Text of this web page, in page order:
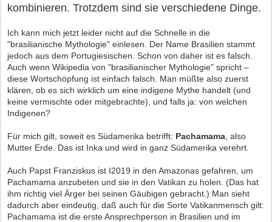
kombinieren. Trotzdem sind sie verschiedene Dinge.
Ich kann mich jetzt leider nicht auf die Schnelle in die
"brasilianische Mythologie" einlesen. Der Name Brasilien stammt
jedoch aus dem Portugiesischen. Schon von daher ist es falsch.
Auch wenn Wikipedia von "brasilianischer Mythologie" spricht –
diese Wortschöpfung ist einfach falsch. Man müßte also zuerst
klären, ob es sich wirklich um eine indigene Mythe handelt (und
keine vermischte oder mitgebrachte), und falls ja: von welchen
Indigenen?
Für mich gilt, soweit es Südamerika betrifft: Pachamama , also
Mutter Erde. Das ist Inka und wird in ganz Südamerika verehrt.
Auch Papst Franziskus ist I2019 in den Amazonas gefahren, um
Pachamama anzubeten und sie in den Vatikan zu holen. (Das hat
ihm richtig viel Ärger bei seinen Gäubigen gebracht.) Man sieht
dadurch aber eindeutig, daß auch für die Sorte Vatikanmensch gilt:
Pachamama ist die erste Ansprechperson in Brasilien und im